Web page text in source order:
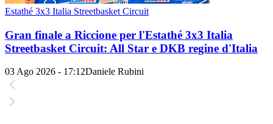
Estathé 3x3 Italia Streetbasket Circuit
Gran finale a Riccione per l'Estathé 3x3 Italia
Streetbasket Circuit: All Star e DKB regine d'Italia
03 Ago 2026 - 17:12Daniele Rubini